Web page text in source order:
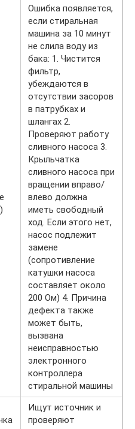
Ошибка появляется,
если стиральная
машина за 10 минут
не слила воду из
бака: 1. Чистится
фильтр,
убеждаются в
отсутствии засоров
в патрубках и
шлангах 2.
Проверяют работу
сливного насоса 3.
Крыльчатка
сливного насоса при
вращении вправо/
влево должна
иметь свободный
ход. Если этого нет,
насос подлежит
замене
(сопротивление
катушки насоса
составляет около
200 Ом) 4. Причина
дефекта также
может быть,
вызвана
неисправностью
электронного
контроллера
стиральной машины
Ищут источник и
проверяют